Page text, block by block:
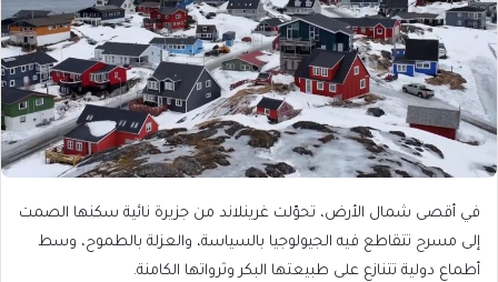
في أقصى شمال الأرض، تحوّلت غرينلاند من جزيرة نائية سكنها الصمت
إلى مسرح تتقاطع فيه الجيولوجيا بالسياسة، والعزلة بالطموح، وسط
أطماع دولية تتنازع على طبيعتها البكر وثرواتها الكامنة.